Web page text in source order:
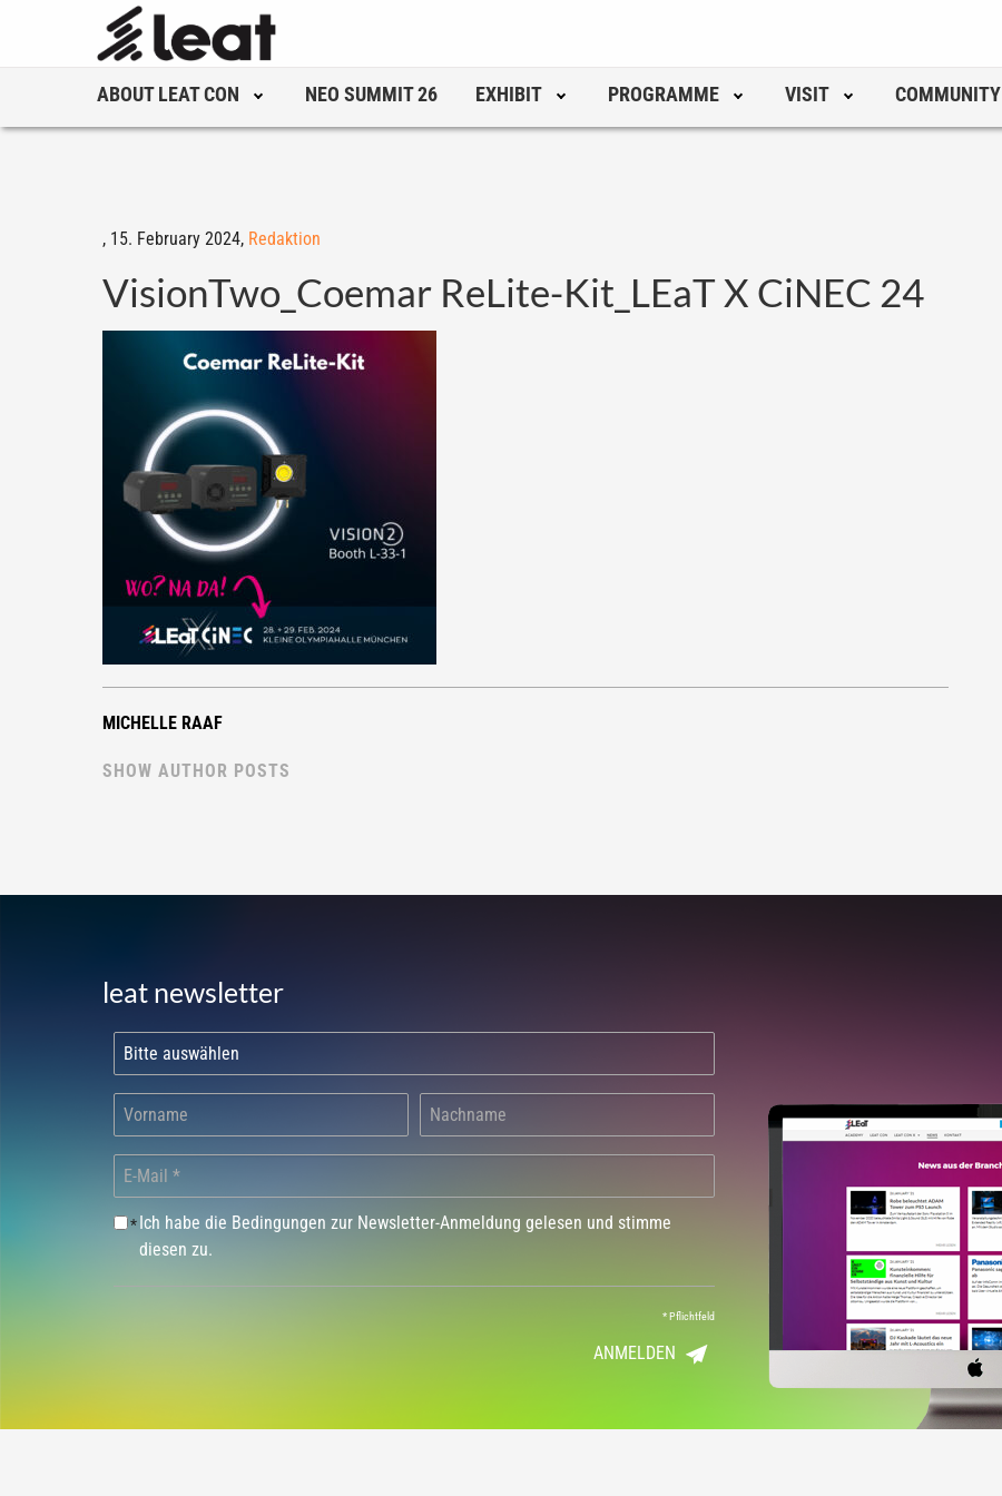
ABOUT LEAT CON NEO SUMMIT 26 EXHIBIT PROGRAMME VISIT COMMUNITY
, 15. February 2024, Redaktion
VisionTwo_Coemar ReLite-Kit_LEaT X CiNEC 24
MICHELLE RAAF
SHOW AUTHOR POSTS
leat newsletter
*Ich habe die Bedingungen zur Newsletter-Anmeldung gelesen und stimme
diesen zu.
*Pflichtfeld
ANMELDEN